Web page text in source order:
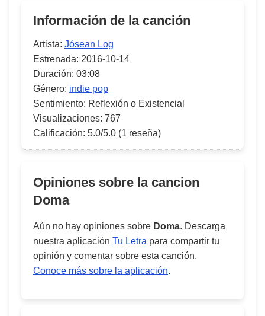
Información de la canción
Artista: Jósean Log
Estrenada: 2016-10-14
Duración: 03:08
Género: indie pop
Sentimiento: Reflexión o Existencial
Visualizaciones: 767
Calificación: 5.0/5.0 (1 reseña)
Opiniones sobre la cancion
Doma
Aún no hay opiniones sobre Doma. Descarga
nuestra aplicación Tu Letra para compartir tu
opinión y comentar sobre esta canción.
Conoce más sobre la aplicación.